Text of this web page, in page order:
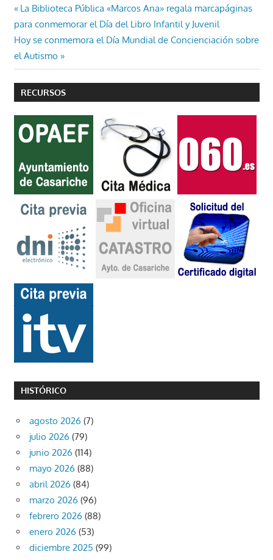
Navegación
de
entradas
Entrada
anterior:
La Biblioteca Pública «Marcos Ana» regala marcapáginas
para conmemorar el Día del Libro Infantil y Juvenil
Entrada
siguiente:
Hoy se conmemora el Día Mundial de Concienciación sobre
el Autismo
RECURSOS
HISTÓRICO
agosto 2026 (7)
julio 2026 (79)
junio 2026 (114)
mayo 2026 (88)
abril 2026 (84)
marzo 2026 (96)
febrero 2026 (88)
enero 2026 (53)
diciembre 2025 (99)